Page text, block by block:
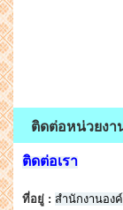
ติดต่อหน่วยงา
ติดต่อเรา
ที่อยู่ : สำนักงานอง